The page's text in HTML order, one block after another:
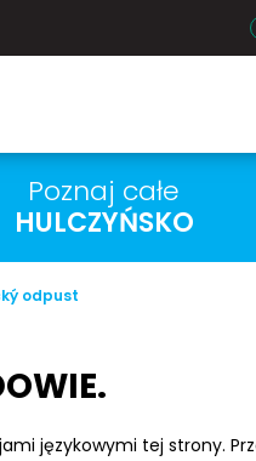
Poznaj całe
HULCZYŃSKO
odpust
językowymi tej strony.